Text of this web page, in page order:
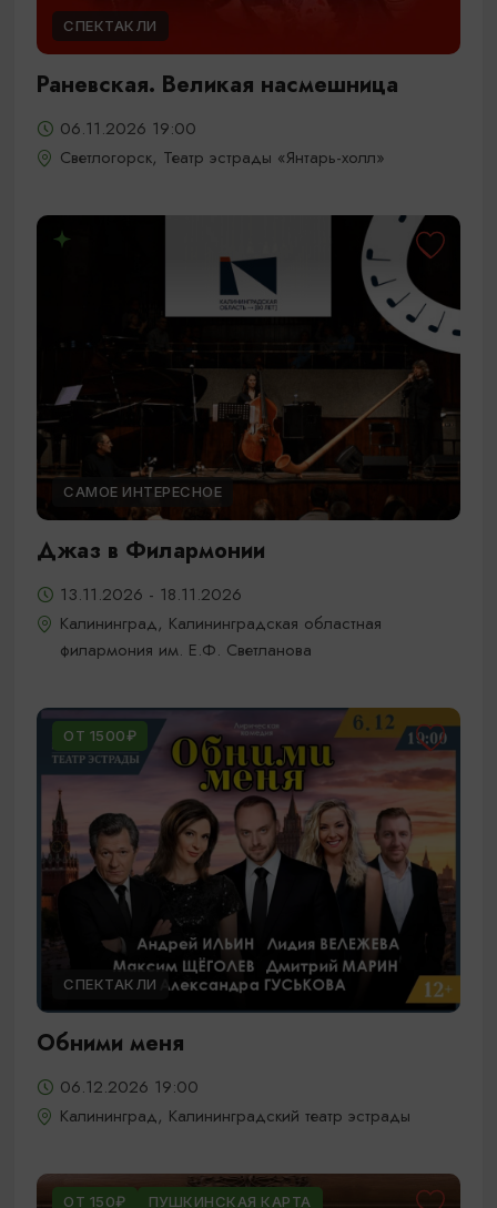
СПЕКТАКЛИ
Раневская. Великая насмешница
06.11.2026 19:00
Светлогорск, Театр эстрады «Янтарь-холл»
САМОЕ ИНТЕРЕСНОЕ
Джаз в Филармонии
13.11.2026 - 18.11.2026
Калининград, Калининградская областная
филармония им. Е.Ф. Светланова
ОТ 1500₽
СПЕКТАКЛИ
Обними меня
06.12.2026 19:00
Калининград, Калининградский театр эстрады
ОТ 150₽ ПУШКИНСКАЯ КАРТА